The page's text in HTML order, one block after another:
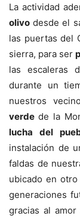
La actividad
olivo desde el
las puertas del
sierra, para ser
las escaleras
durante un
nuestros
verde de la
lucha del
instalación de
faldas de
ubicado en
generaciones
gracias al